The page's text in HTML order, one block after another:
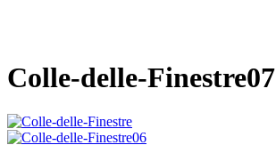
Colle-delle-Finestre07